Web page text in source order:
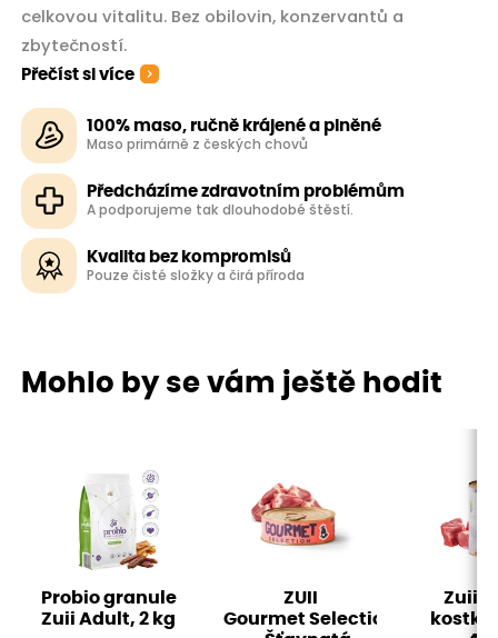
celkovou vitalitu. Bez obilovin, konzervantů a
zbytečností.
Přečíst si více
100% maso, ručně krájené a plněné
Maso primárně z českých chovů
Předcházíme zdravotním problémům
A podporujeme tak dlouhodobé štěstí.
Kvalita bez kompromisů
Pouze čisté složky a čirá příroda
Mohlo by se vám ještě hodit
Probio granule
Zuii Adult, 2 kg
ZUII
Gourmet Selection
Zuii
kostky